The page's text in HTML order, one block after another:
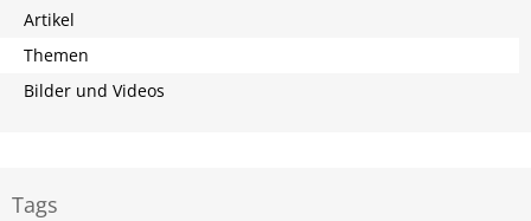
Artikel
Themen
Bilder und Videos
Tags